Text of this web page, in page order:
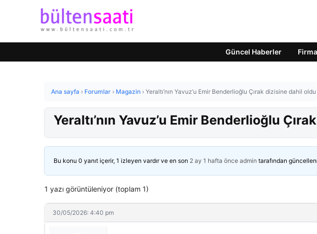
Güncel Haberler
Ana sayfa › Forumlar › Magazin › Yeraltı’nın Yavuz’u Emir Benderlioğlu Çırak dizisine dahil oldu
Yeraltı’nın Yavuz’u Emir Benderlioğlu
Bu konu 0 yanıt içerir, 1 izleyen vardır ve en son 2 ay 1 hafta önce admin tarafından
1 yazı görüntüleniyor (toplam 1)
30/05/2026: 4:40 pm